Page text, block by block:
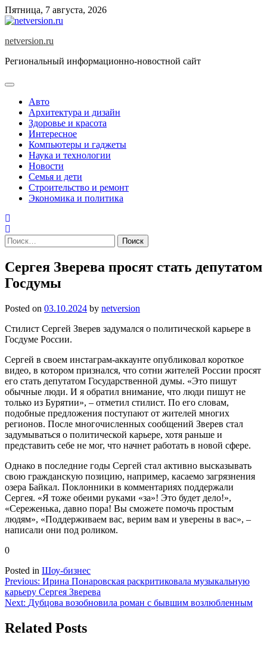
Skip
to
Пятница, 7 августа, 2026
netversion.ru
Региональный информационно-новостной сайт
Авто
Архитектура и дизайн
Здоровье и красота
Интересное
Компьютеры и гаджеты
Наука и технологии
Новости
Семья и дети
Строительство и ремонт
Экономика и политика
Найти:
Сергея Зверева просят стать депутатом
Госдумы
Posted on 03.10.2024 by netversion
Стилист Сергей Зверев задумался о политической карьере в
Госдуме России.
Сергей в своем инстаграм-аккаунте опубликовал короткое
видео, в котором признался, что сотни жителей России просят
его стать депутатом Государственной думы. «Это пишут
обычные люди. И я обратил внимание, что люди пишут не
только из Бурятии», – отметил стилист. По его словам,
подобные предложения поступают от жителей многих
регионов. После многочисленных сообщений Зверев стал
задумываться о политической карьере, хотя раньше и
представить себе не мог, что начнет работать в новой сфере.
Однако в последние годы Сергей стал активно высказывать
свою гражданскую позицию, например, касаемо загрязнения
озера Байкал. Поклонники в комментариях поддержали
Сергея. «Я тоже обеими руками «за»! Это будет дело!»,
«Сереженька, давно пора! Вы сможете помочь простым
людям», «Поддерживаем вас, верим вам и уверены в вас», –
написали они под роликом.
0
Posted in Шоу-бизнес
Навигация
по
Previous: Ирина Понаровская раскритиковала музыкальную
карьеру Сергея Зверева
Next: Дубцова возобновила роман с бывшим возлюбленным
Related Posts